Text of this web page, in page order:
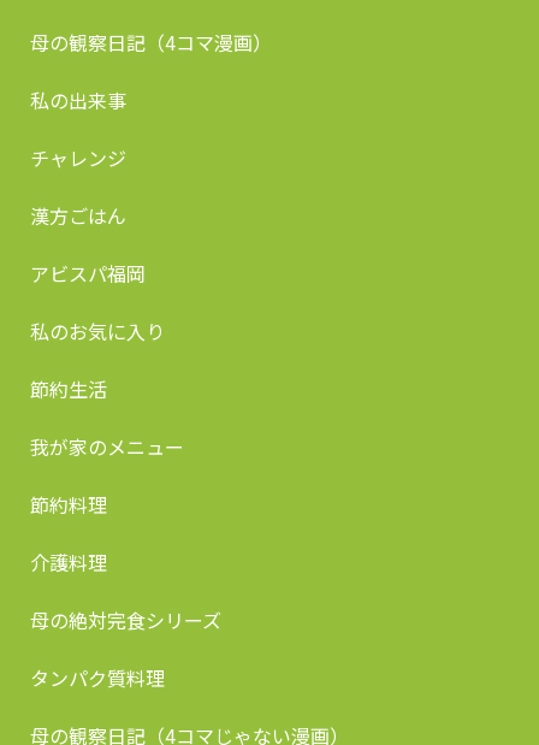
母の観察日記（4コマ漫画）
私の出来事
チャレンジ
漢方ごはん
アビスパ福岡
私のお気に入り
節約生活
我が家のメニュー
節約料理
介護料理
母の絶対完食シリーズ
タンパク質料理
母の観察日記（4コマじゃない漫画）